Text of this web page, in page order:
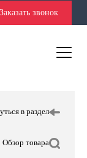
Заказать звонок
в раздел
Обзор товара